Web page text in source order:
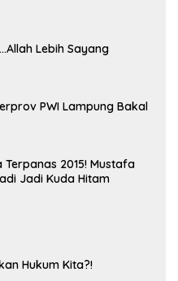
Lebih Sayang
PWI Lampung Bakal
2015! Mustafa
Jadi Kuda Hitam
Hukum Kita?!